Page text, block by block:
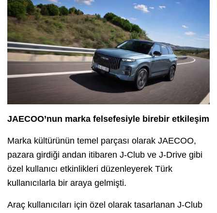
JAECOO’nun marka felsefesiyle birebir etkileşim
Marka kültürünün temel parçası olarak JAECOO,
pazara girdiği andan itibaren J-Club ve J-Drive gibi
özel kullanıcı etkinlikleri düzenleyerek Türk
kullanıcılarla bir araya gelmişti.
Araç kullanıcıları için özel olarak tasarlanan J-Club